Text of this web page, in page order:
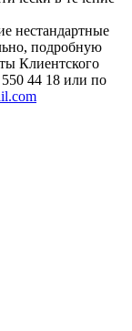
нестандартные
подробную
Клиентского
44 18 или по